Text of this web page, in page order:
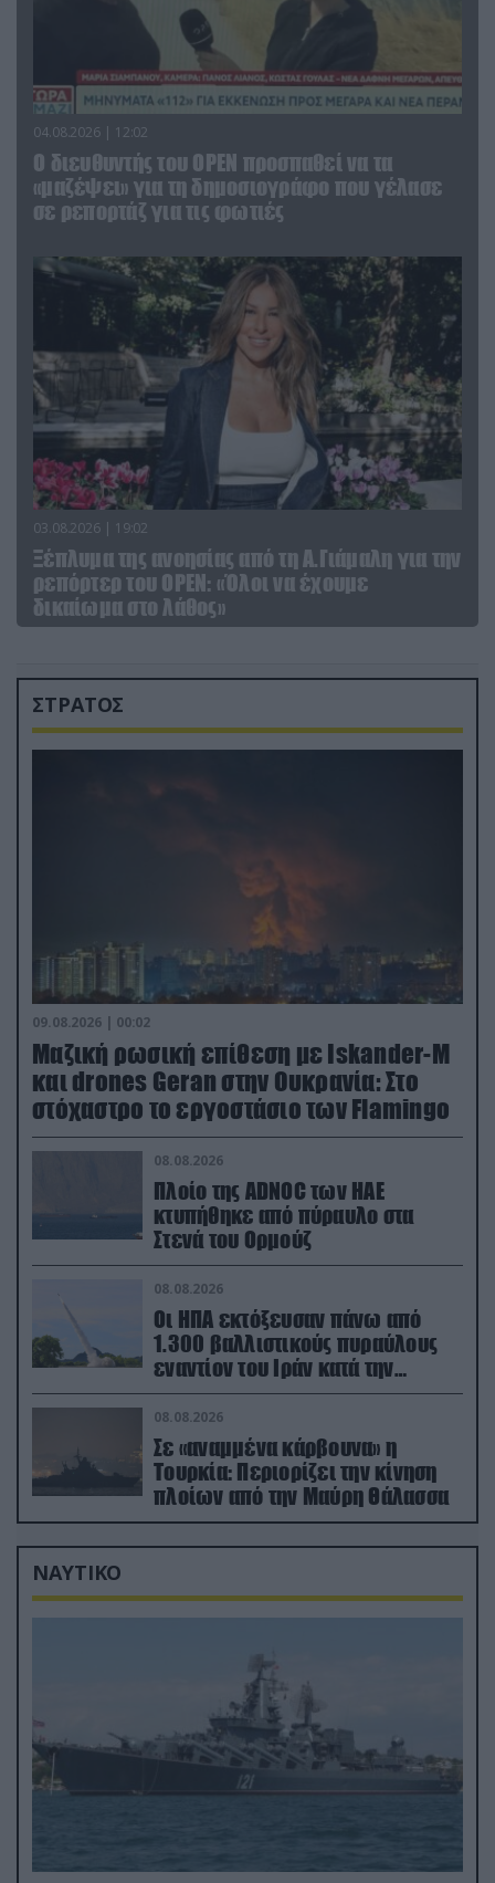
04.08.2026 | 12:02
O διευθυντής του OPEN προσπαθεί να τα
«μαζέψει» για τη δημοσιογράφο που γέλασε
σε ρεπορτάζ για τις φωτιές
03.08.2026 | 19:02
Ξέπλυμα της ανοησίας από τη Α.Γιάμαλη για την
ρεπόρτερ του ΟΡΕΝ: «Όλοι να έχουμε
δικαίωμα στο λάθος»
ΣΤΡΑΤΟΣ
09.08.2026 | 00:02
Μαζική ρωσική επίθεση με Iskander-M
και drones Geran στην Ουκρανία: Στο
στόχαστρο το εργοστάσιο των Flamingo
08.08.2026
Πλοίο της ADNOC των ΗΑΕ
κτυπήθηκε από πύραυλο στα
Στενά του Ορμούζ
08.08.2026
Οι ΗΠΑ εκτόξευσαν πάνω από
1.300 βαλλιστικούς πυραύλους
εναντίον του Ιράν κατά την
διάρκεια του πολέμου
08.08.2026
Σε «αναμμένα κάρβουνα» η
Τουρκία: Περιορίζει την κίνηση
πλοίων από την Μαύρη Θάλασσα
ΝΑΥΤΙΚΟ